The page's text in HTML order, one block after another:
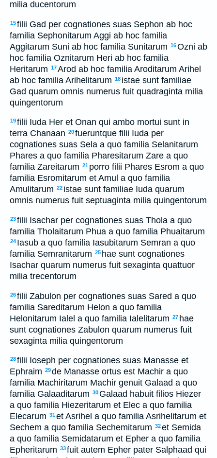
milia ducentorum
15filii Gad per cognationes suas Sephon ab hoc
familia Sephonitarum Aggi ab hoc familia
Aggitarum Suni ab hoc familia Sunitarum 16Ozni ab
hoc familia Oznitarum Heri ab hoc familia
Heritarum 17Arod ab hoc familia Aroditarum Arihel
ab hoc familia Arihelitarum 18 istae sunt familiae
Gad quarum omnis numerus fuit quadraginta milia
quingentorum
19filii Iuda Her et Onan qui ambo mortui sunt in
terra Chanaan 20fueruntque filii Iuda per
cognationes suas Sela a quo familia Selanitarum
Phares a quo familia Pharesitarum Zare a quo
familia Zareitarum 21 porro filii Phares Esrom a quo
familia Esromitarum et Amul a quo familia
Amulitarum 22 istae sunt familiae Iuda quarum
omnis numerus fuit septuaginta milia quingentorum
23filii Isachar per cognationes suas Thola a quo
familia Tholaitarum Phua a quo familia Phuaitarum
24 Iasub a quo familia Iasubitarum Semran a quo
familia Semranitarum 25 hae sunt cognationes
Isachar quarum numerus fuit sexaginta quattuor
milia trecentorum
26filii Zabulon per cognationes suas Sared a quo
familia Sareditarum Helon a quo familia
Helonitarum Ialel a quo familia Ialelitarum 27 hae
sunt cognationes Zabulon quarum numerus fuit
sexaginta milia quingentorum
28filii Ioseph per cognationes suas Manasse et
Ephraim 29de Manasse ortus est Machir a quo
familia Machiritarum Machir genuit Galaad a quo
familia Galaaditarum 30 Galaad habuit filios Hiezer
a quo familia Hiezeritarum et Elec a quo familia
Elecarum 31et Asrihel a quo familia Asrihelitarum et
Sechem a quo familia Sechemitarum 32et Semida
a quo familia Semidatarum et Epher a quo familia
Epheritarum 33fuit autem Epher pater Salphaad qui